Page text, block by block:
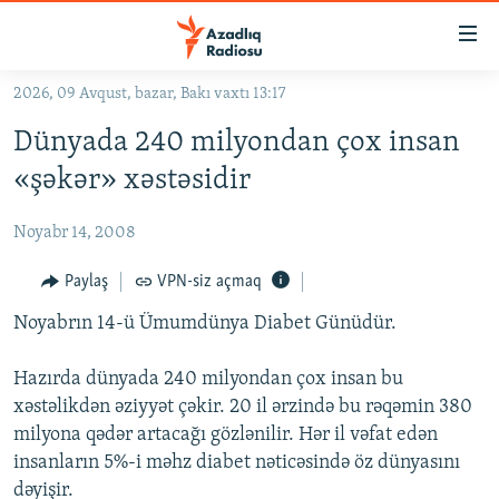
Əsas
qayıt
Əsas
naviqasiyaya
qayıt
#İZAHLA
KORRUPSIOMETR
#ƏSLINDƏ
FƏRQƏ BAX
QANUNI DOĞRU
MULTIMEDIA
VIDEO
FOTOQALEREYA
RADIO ARXIV
OXU ZALI
HAQQIMIZDA
2026, 09 Avqust, bazar, Bakı vaxtı 13:17
Dünyada 240 milyondan çox insan
«şəkər» xəstəsidir
Noyabr 14, 2008
Paylaş VPN-siz açmaq
Noyabrın 14-ü Ümumdünya Diabet Günüdür.
Hazırda dünyada 240 milyondan çox insan bu
xəstəlikdən əziyyət çəkir. 20 il ərzində bu rəqəmin 380
milyona qədər artacağı gözlənilir. Hər il vəfat edən
insanların 5%-i məhz diabet nəticəsində öz dünyasını
dəyişir.